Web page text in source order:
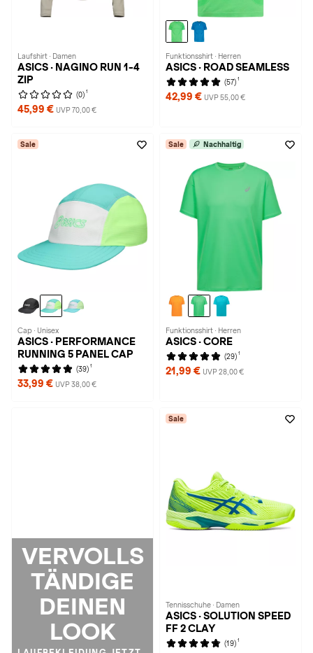
Laufshirt · Damen
ASICS · NAGINO RUN 1-4
ZIP
(0) 1
45,99 € UVP 70,00 €
Funktionsshirt · Herren
ASICS · ROAD SEAMLESS
(57) 1
42,99 € UVP 55,00 €
Sale
Cap · Unisex
ASICS · PERFORMANCE
RUNNING 5 PANEL CAP
(39) 1
33,99 € UVP 38,00 €
Sale Nachhaltig
Funktionsshirt · Herren
ASICS · CORE
(29) 1
21,99 € UVP 28,00 €
VERVOLLS
TÄNDIGE
DEINEN
LOOK
Sale
Tennisschuhe · Damen
ASICS · SOLUTION SPEED
FF 2 CLAY
(19) 1